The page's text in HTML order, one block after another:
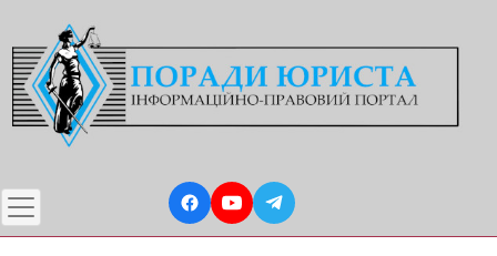
до
основного
вмісту